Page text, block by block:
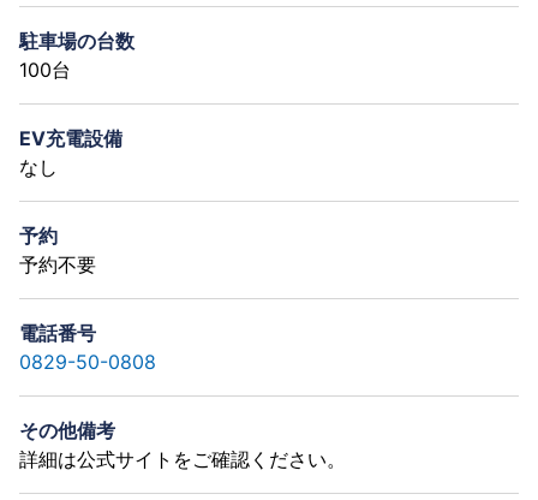
駐車場の台数
100台
EV充電設備
なし
予約
予約不要
電話番号
0829-50-0808
その他備考
詳細は公式サイトをご確認ください。